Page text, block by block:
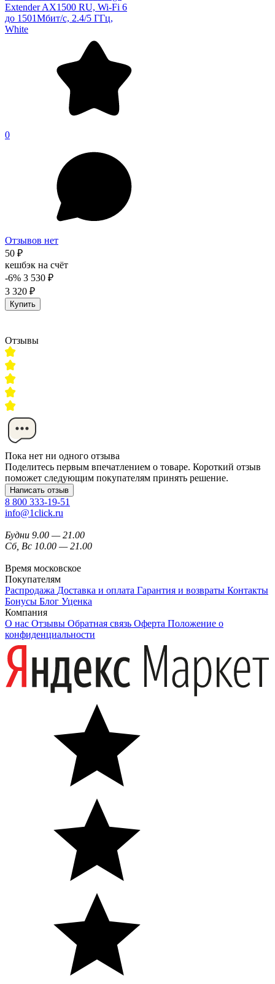
Extender AX1500 RU, Wi-Fi 6
до 1501Мбит/с, 2.4/5 ГГц,
White
0
Отзывов нет
50 ₽
кешбэк на счёт
-6% 3 530 ₽
3 320 ₽
Купить
Отзывы
Пока нет ни одного отзыва
Поделитесь первым впечатлением о товаре. Короткий отзыв
поможет следующим покупателям принять решение.
Написать отзыв
8 800 333-19-51
info@1click.ru
Будни 9.00 — 21.00
Сб, Вс 10.00 — 21.00
Время московское
Покупателям
Распродажа Доставка и оплата Гарантия и возвраты Контакты
Бонусы Блог Уценка
Компания
О нас Отзывы Обратная связь Оферта Положение о
конфиденциальности